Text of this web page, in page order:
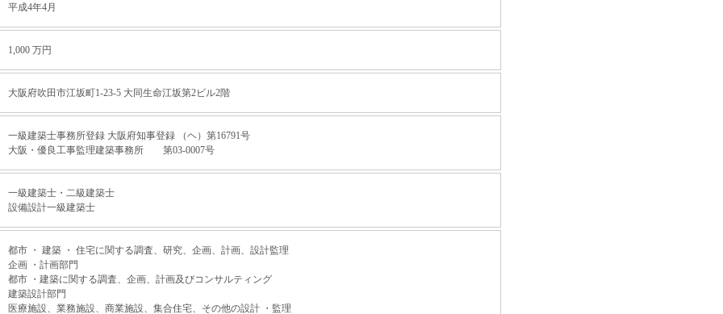
平成4年4月
1,000 万円
大阪府吹田市江坂町1-23-5 大同生命江坂第2ビル2階
一級建築士事務所登録 大阪府知事登録 （ヘ）第16791号
大阪・優良工事監理建築事務所 第03-0007号
一級建築士・二級建築士
設備設計一級建築士
都市 ・ 建築 ・ 住宅に関する調査、研究、企画、計画、設計監理
企画 ・計画部門
都市 ・建築に関する調査、企画、計画及びコンサルティング
建築設計部門
医療施設、業務施設、商業施設、集合住宅、その他の設計 ・監理